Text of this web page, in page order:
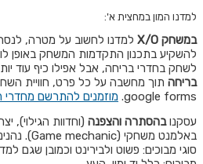
למדנו המון במחצית א':
במשחק X/O למדנו לחשוב על מטרה,
להשקיע בתכנון התקדמות המשחק באופן
לשחק בחדרי בריחה, אבל אפילו כיף עוד
בריחה תוך מחשבה על כל פרט, חוויית
google forms. מוזמנים להתרשם מחדרי
עסקנובהסתרה והצפנה (וחדוות הגילוי),
באלמנט משחקי (Game mechanic).
סוגי מבוכים: פשוט ולבירינט וכמובן שגם